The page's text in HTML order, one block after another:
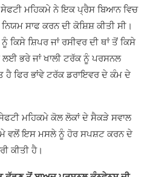
ਮਹਿਕਮੇ ਨੇ ਇਕ ਪ੍ਰੈਸ ਬਿਆਨ ਵਿਚ
ਸਾਫ ਕਰਨ ਦੀ ਕੋਸ਼ਿਸ਼ ਕੀਤੀ ਸੀ।
ਸ਼ਿਪਰ ਜਾਂ ਰਸੀਵਰ ਦੀ ਥਾਂ ਤੋਂ ਕਿਸੇ
ਭਰੇ ਜਾਂ ਖਾਲੀ ਟਰੱਕ ਨੂੰ ਪਰਸਨਲ
ਫਿਰ ਭਾਂਵੇ ਟਰੱਕ ਡਰਾਇਵਰ ਦੇ ਕੰਮ ਦੇ
ਮਹਿਕਮੇ ਕੋਲ ਲੋਕਾਂ ਦੇ ਸੈਕੜੇ ਸਵਾਲ
ਵਲੋਂ ਇਸ ਮਸਲੇ ਨੂੰ ਹੋਰ ਸਪਸ਼ਟ ਕਰਨ ਦੇ
ਕੀਤੀ ਹੈ।